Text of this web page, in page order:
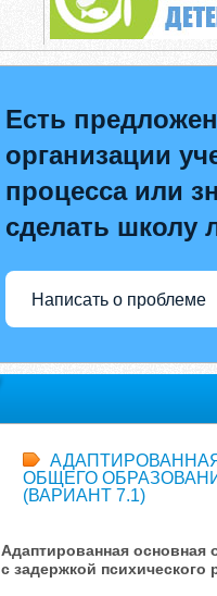
Есть
организации
процесса или
сделать школу
Написать о проблеме
ОБЩЕГО
(ВАРИАНТ 7.1)
Адаптированная основная
с задержкой психического